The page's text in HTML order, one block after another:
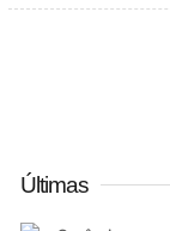
Últimas